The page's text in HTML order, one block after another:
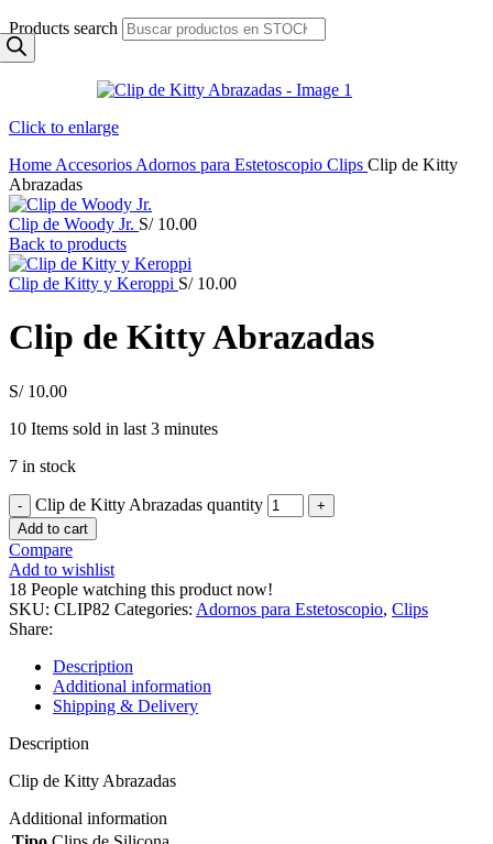
Products search
Click to enlarge
Home Accesorios Adornos para Estetoscopio Clips Clip de Kitty
Abrazadas
Clip de Woody Jr. S/10.00
Back to products
Clip de Kitty y Keroppi S/10.00
Clip de Kitty Abrazadas
S/10.00
10 Items sold in last 3 minutes
7 in stock
Clip de Kitty Abrazadas quantity
Add to cart
Compare
Add to wishlist
18 People watching this product now!
SKU: CLIP82 Categories: Adornos para Estetoscopio, Clips
Share:
Description
Additional information
Shipping & Delivery
Description
Clip de Kitty Abrazadas
Additional information